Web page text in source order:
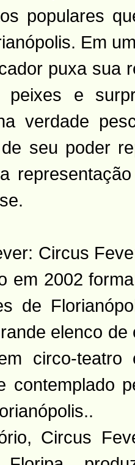
populares
Em
puxa sua
e
verdade
seu poder
Circus
em 2002
de
elenco
circo-teatro
contemplado
Circus